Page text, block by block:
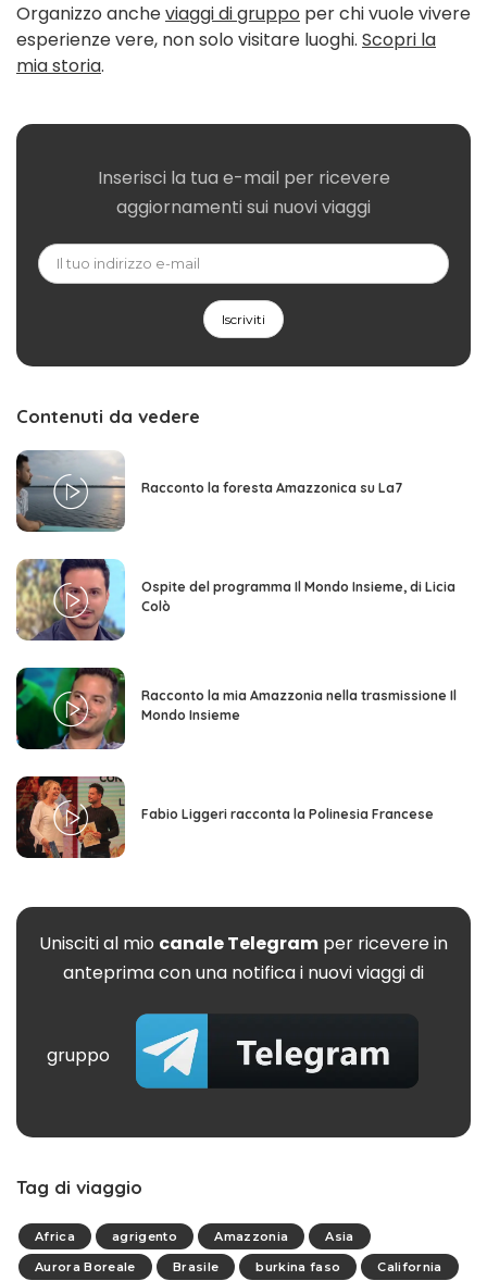
Organizzo ancheviaggi di gruppo per chi vuole vivere
esperienze vere, non solo visitare luoghi. Scopri la
mia storia.
Inserisci la tua e-mail per ricevere
aggiornamenti sui nuovi viaggi
Contenuti da vedere
Racconto la foresta Amazzonica su La7
Ospite del programma Il Mondo Insieme, di Licia
Colò
Racconto la mia Amazzonia nella trasmissione Il
Mondo Insieme
Fabio Liggeri racconta la Polinesia Francese
Unisciti al mio canale Telegram per ricevere in
anteprima con una notifica i nuovi viaggi di
gruppo
Tag di viaggio
Africa agrigento Amazzonia
Asia
Aurora Boreale
Brasile burkina faso
California